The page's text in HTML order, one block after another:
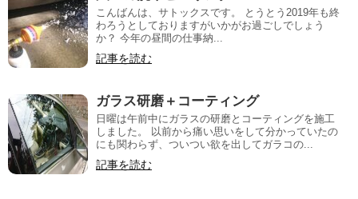
こんばんは、サトックスです。 とうとう2019年も終
わろうとしておりますがいかがお過ごしでしょう
か？ 今年の昼間の仕事納...
記事を読む
ガラス研磨＋コーティング
日曜は午前中にガラスの研磨とコーティングを施工
しました。 以前から痛い思いをして分かっていたの
にも関わらず、ついつい欲を出してガラコの...
記事を読む